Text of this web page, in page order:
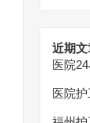
近期文
医院
医院